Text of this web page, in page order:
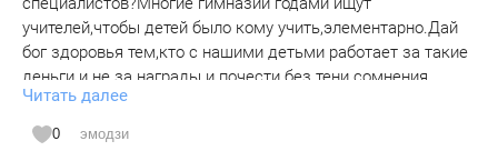
учителей,чтобы детей было кому учить,элементарно.Дай
бог здоровья тем,кто с нашими детьми работает за такие
деньги и не за награды и почести без тени сомнения
бросается под пули,не имея никакой военной подготовки!
Если мы не успеваем воспитывать своих детей
дома,пусть их воспитывает школа...Не знаю,для кого
Читать далее
0 эмодзи